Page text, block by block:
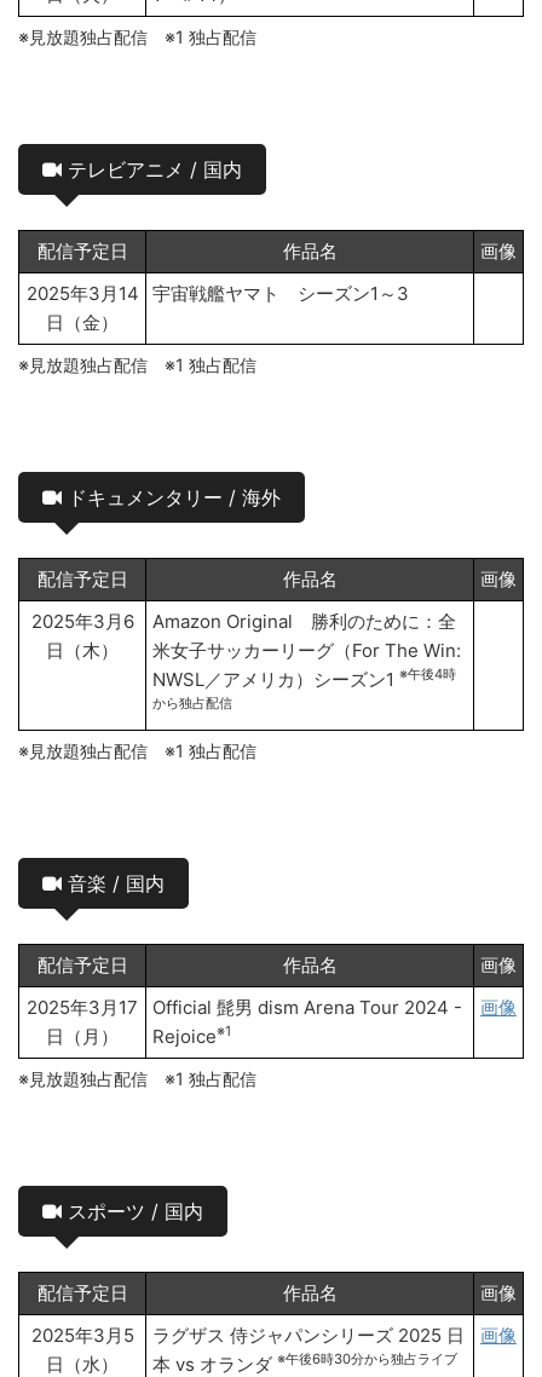
※見放題独占配信 ※1 独占配信
テレビアニメ / 国内
配信予定日 作品名
画像
2025年3月14
日（金）
宇宙戦艦ヤマト シーズン1～3
※見放題独占配信 ※1 独占配信
ドキュメンタリー / 海外
配信予定日 作品名
画像
2025年3月6
日（木）
Amazon Original 勝利のために：全
米女子サッカーリーグ（For The Win:
NWSL／アメリカ）シーズン1 ※午後4時
から独占配信
※見放題独占配信 ※1 独占配信
音楽 / 国内
配信予定日 作品名
画像
2025年3月17
日（月）
Official 髭男 dism Arena Tour 2024 -
Rejoice※1
画像
※見放題独占配信 ※1 独占配信
スポーツ / 国内
配信予定日 作品名
画像
2025年3月5
日（水）
ラグザス 侍ジャパンシリーズ 2025 日
本 vs オランダ ※午後6時30分から独占ライブ
画像